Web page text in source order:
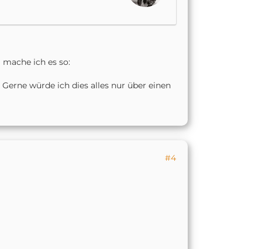
ich es so:
würde ich dies alles nur über einen
#4